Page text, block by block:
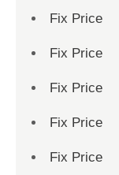
Fix Price
Fix Price
Fix Price
Fix Price
Fix Price